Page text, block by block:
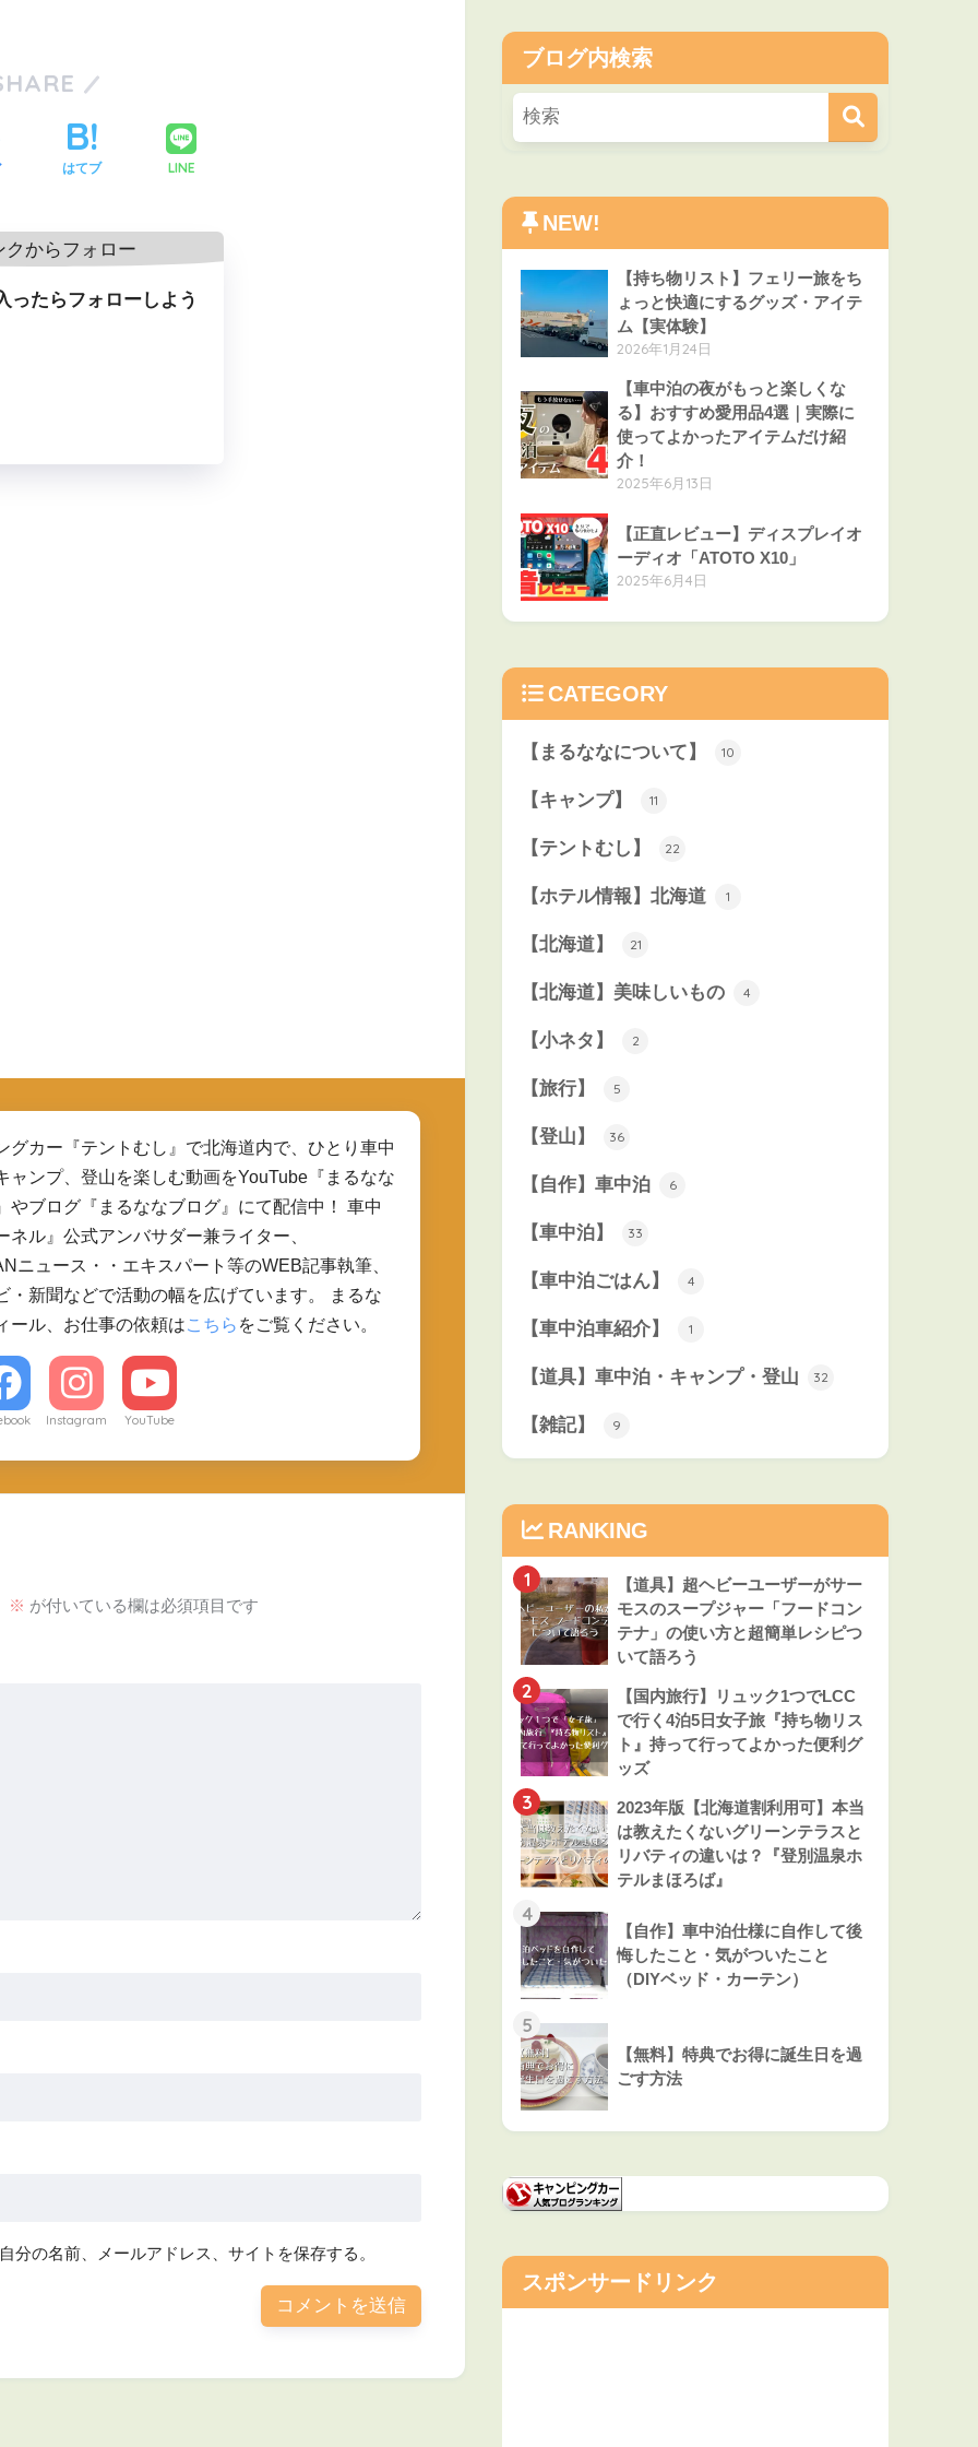
はてブ LINE
ったらフォローしよう
グカー『テントむし』で北海道内で、ひとり車中
ャンプ、登山を楽しむ動画をYouTube『まるなな
やブログ『まるななブログ』にて配信中！ 車中
ネル』公式アンバサダー兼ライター、
ニュース・・エキスパート等のWEB記事執筆、
・新聞などで活動の幅を広げています。 まるな
ール、お仕事の依頼はこちら をご覧ください。
Instagram YouTube
※ が付いている欄は必須項目です
の名前、メールアドレス、サイトを保存する。
ブログ内検索
NEW!
【持ち物リスト】フェリー旅をち
ょっと快適にするグッズ・アイテ
ム【実体験】
2026年1月24日
【車中泊の夜がもっと楽しくな
る】おすすめ愛用品4選｜実際に
使ってよかったアイテムだけ紹
介！
2025年6月13日
【正直レビュー】ディスプレイオ
ーディオ「ATOTO X10」
2025年6月4日
CATEGORY
【まるななについて】 10
【キャンプ】 11
【テントむし】 22
【ホテル情報】北海道 1
【北海道】 21
【北海道】美味しいもの 4
【小ネタ】 2
【旅行】 5
【登山】 36
【自作】車中泊 6
【車中泊】 33
【車中泊ごはん】 4
【車中泊車紹介】 1
【道具】車中泊・キャンプ・登山 32
【雑記】 9
RANKING
1
【道具】超ヘビーユーザーがサー
モスのスープジャー「フードコン
テナ」の使い方と超簡単レシピつ
いて語ろう
2
【国内旅行】リュック1つでLCC
で行く4泊5日女子旅『持ち物リス
ト』持って行ってよかった便利グ
ッズ
3
2023年版【北海道割利用可】本当
は教えたくないグリーンテラスと
リバティの違いは？『登別温泉ホ
テルまほろば』
4
【自作】車中泊仕様に自作して後
悔したこと・気がついたこと
（DIYベッド・カーテン）
5
【無料】特典でお得に誕生日を過
ごす方法
スポンサードリンク